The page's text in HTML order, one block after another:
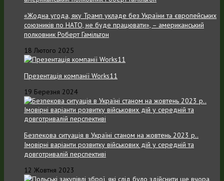
«Жодна угода, яку Трамп укладе без України та європейських
союзників по НАТО, не буде працювати», – американський
полковник Роберт Гамільтон
18 Лютого 2025
Презентація компанії Works11
19 Березня 2024
Безпекова ситуація в Україні станом на жовтень 2023 р..
Імовірні варіанти розвитку військових дій у середній та
довготривалій перспективі
12 Жовтня 2023